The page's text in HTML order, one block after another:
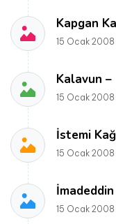
Kapgan
15 Ocak 2008
Kalavun –
15 Ocak 2008
İstemi
15 Ocak 2008
15 Ocak 2008